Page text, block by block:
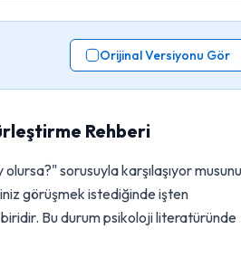
Orijinal Versiyonu Gör
Rehberi
sorusuyla karşılaşıyor
görüşmek istediğinde işten
biridir. Bu durum psikoloji literatüründe